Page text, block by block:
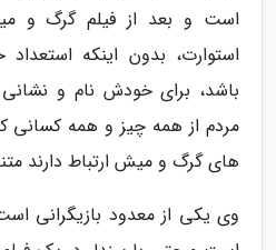
است و بعد از فیلم گرگ و
استوارت، بدون اینکه
باشد، برای خودش نام و
مردم از همه چیز و همه کسانی
های گرگ و میش ارتباط دارند
وی یکی از معدود بازیگرانی